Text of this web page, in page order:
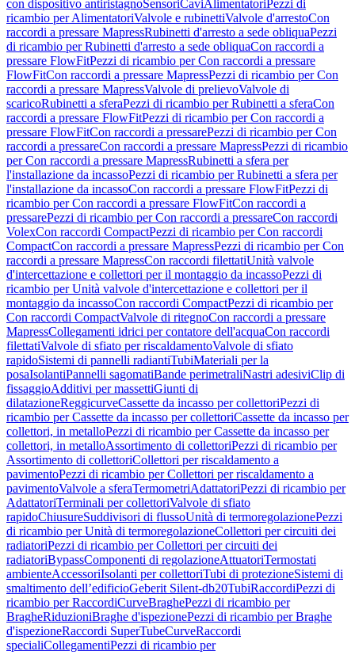
con dispositivo antiristagnoSensoriCaviAlimentatori Pezzi di
ricambio per AlimentatoriValvole e rubinettiValvole d'arrestoCon
raccordi a pressare MapressRubinetti d'arresto a sede obliquaPezzi
di ricambio per Rubinetti d'arresto a sede obliquaCon raccordi a
pressare FlowFitPezzi di ricambio per Con raccordi a pressare
FlowFitCon raccordi a pressare MapressPezzi di ricambio per Con
raccordi a pressare MapressValvole di prelievoValvole di
scaricoRubinetti a sferaPezzi di ricambio per Rubinetti a sferaCon
raccordi a pressare FlowFitPezzi di ricambio per Con raccordi a
pressare FlowFitCon raccordi a pressarePezzi di ricambio per Con
raccordi a pressareCon raccordi a pressare MapressPezzi di ricambio
per Con raccordi a pressare MapressRubinetti a sfera per
l'installazione da incassoPezzi di ricambio per Rubinetti a sfera per
l'installazione da incassoCon raccordi a pressare FlowFitPezzi di
ricambio per Con raccordi a pressare FlowFitCon raccordi a
pressarePezzi di ricambio per Con raccordi a pressareCon raccordi
VolexCon raccordi CompactPezzi di ricambio per Con raccordi
CompactCon raccordi a pressare MapressPezzi di ricambio per Con
raccordi a pressare MapressCon raccordi filettatiUnità valvole
d'intercettazione e collettori per il montaggio da incassoPezzi di
ricambio per Unità valvole d'intercettazione e collettori per il
montaggio da incassoCon raccordi CompactPezzi di ricambio per
Con raccordi CompactValvole di ritegnoCon raccordi a pressare
MapressCollegamenti idrici per contatore dell'acquaCon raccordi
filettatiValvole di sfiato per riscaldamentoValvole di sfiato
rapidoSistemi di pannelli radiantiTubiMateriali per la
posaIsolantiPannelli sagomatiBande perimetraliNastri adesiviClip di
fissaggioAdditivi per massettiGiunti di
dilatazioneReggicurveCassette da incasso per collettoriPezzi di
ricambio per Cassette da incasso per collettoriCassette da incasso per
collettori, in metalloPezzi di ricambio per Cassette da incasso per
collettori, in metalloAssortimento di collettoriPezzi di ricambio per
Assortimento di collettoriCollettori per riscaldamento a
pavimentoPezzi di ricambio per Collettori per riscaldamento a
pavimentoValvole a sferaTermometriAdattatoriPezzi di ricambio per
AdattatoriTerminali per collettoriValvole di sfiato
rapidoChiusureSuddivisori di flussoUnità di termoregolazionePezzi
di ricambio per Unità di termoregolazioneCollettori per circuiti dei
radiatoriPezzi di ricambio per Collettori per circuiti dei
radiatoriBypassComponenti di regolazioneAttuatoriTermostati
ambienteAccessoriIsolanti per collettoriTubi di protezioneSistemi di
smaltimento dell’edificioGeberit Silent-db20TubiRaccordiPezzi di
ricambio per RaccordiCurveBraghePezzi di ricambio per
BragheRiduzioniBraghe d'ispezionePezzi di ricambio per Braghe
d'ispezioneRaccordi SuperTubeCurveRaccordi
specialiCollegamentiPezzi di ricambio per